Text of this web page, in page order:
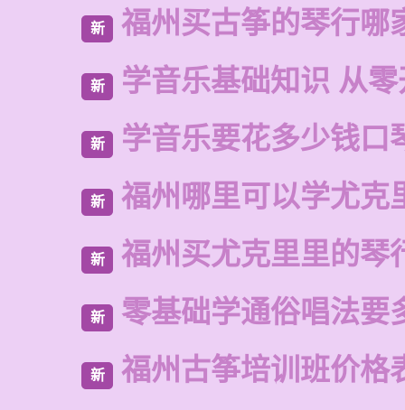
新 福州买古筝的琴行哪
新 学音乐基础知识 从
新 学音乐要花多少钱口
新 福州哪里可以学尤克
新 福州买尤克里里的琴
新 零基础学通俗唱法要
新 福州古筝培训班价格